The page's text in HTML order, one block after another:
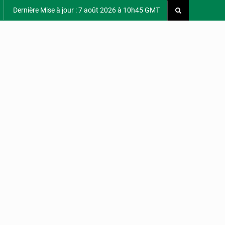
Dernière Mise à jour : 7 août 2026 à 10h45 GMT